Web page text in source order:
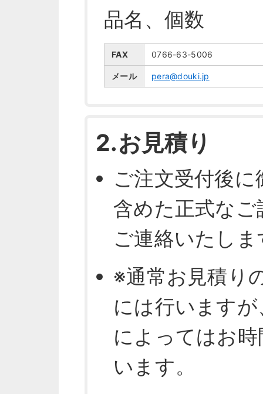
品名、個数
FAX 0766-63-5006
メール pera@douki.jp
2.お見積り
ご注文受付後
含めた正式な
ご連絡いたしま
※通常お見積り
には行います
によってはお
います。